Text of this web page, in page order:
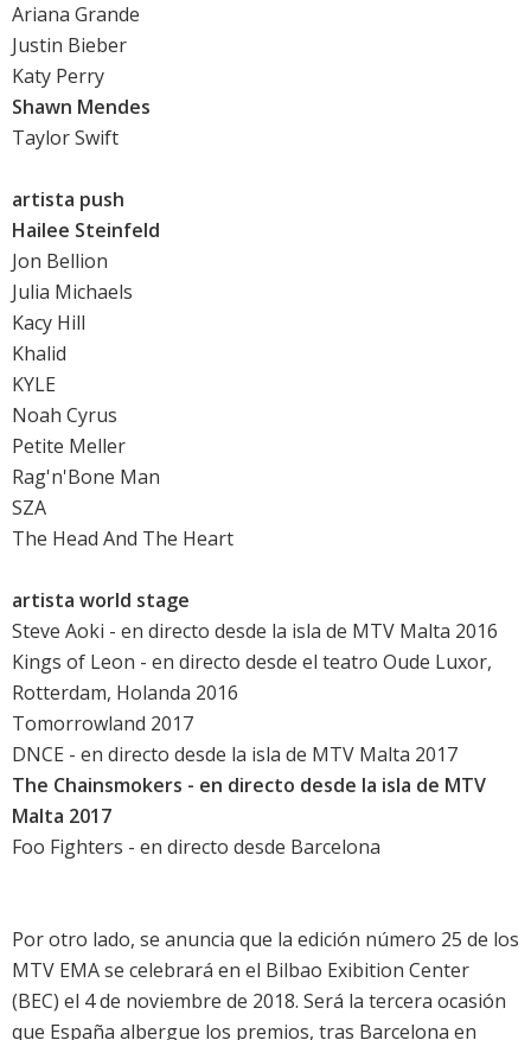
Ariana Grande
Justin Bieber
Katy Perry
Shawn Mendes
Taylor Swift
artista push
Hailee Steinfeld
Jon Bellion
Julia Michaels
Kacy Hill
Khalid
KYLE
Noah Cyrus
Petite Meller
Rag'n'Bone Man
SZA
The Head And The Heart
artista world stage
Steve Aoki - en directo desde la isla de MTV Malta 2016
Kings of Leon - en directo desde el teatro Oude Luxor,
Rotterdam, Holanda 2016
Tomorrowland 2017
DNCE - en directo desde la isla de MTV Malta 2017
The Chainsmokers - en directo desde la isla de MTV
Malta 2017
Foo Fighters - en directo desde Barcelona
Por otro lado, se anuncia que la edición número 25 de los
MTV EMA se celebrará en el Bilbao Exibition Center
(BEC) el 4 de noviembre de 2018. Será la tercera ocasión
que España albergue los premios, tras Barcelona en